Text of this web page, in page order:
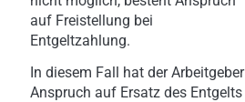
auf Freistellung bei
Entgeltzahlung.
In diesem Fall hat der Arbeitgeber
Anspruch auf Ersatz des Entgelts